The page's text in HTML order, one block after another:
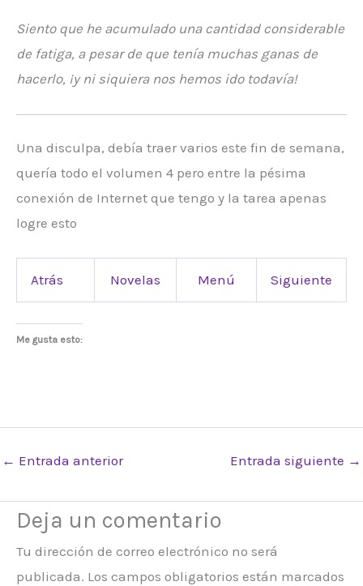
Siento que he acumulado una cantidad considerable
de fatiga, a pesar de que tenía muchas ganas de
hacerlo, ¡y ni siquiera nos hemos ido todavía!
Una disculpa, debía traer varios este fin de semana,
quería todo el volumen 4 pero entre la pésima
conexión de Internet que tengo y la tarea apenas
logre esto
Atrás Novelas Menú Siguiente
Me gusta esto:
← Entrada anterior Entrada siguiente →
Deja un comentario
Tu dirección de correo electrónico no será
publicada. Los campos obligatorios están marcados